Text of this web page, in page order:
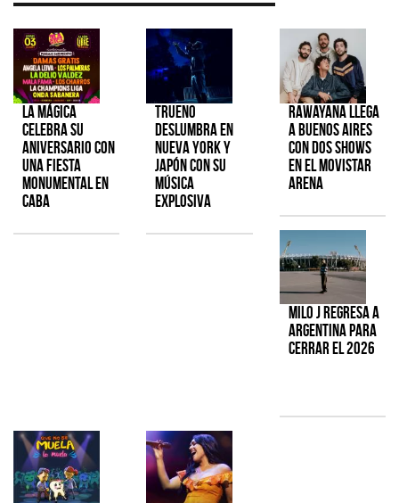
La Mágica
celebra su
aniversario con
una fiesta
monumental en
CABA
TRUENO
deslumbra en
Nueva York y
Japón con su
música
explosiva
Rawayana llega
a Buenos Aires
con dos shows
en el Movistar
Arena
Milo J regresa a
Argentina para
cerrar el 2026